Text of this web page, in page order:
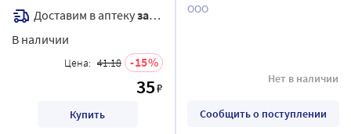
Доставим в аптекузавтра
В наличии
Цена: 41.18 15
35₽
Купить
ООО
Нет в наличии
Сообщить о поступлении